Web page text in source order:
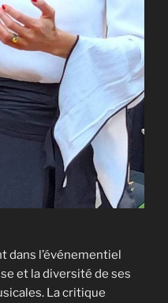
dans l’événementiel
et la diversité de ses
La critique